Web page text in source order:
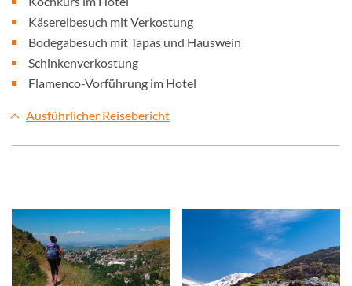
Käsereibesuch mit Verkostung
Bodegabesuch mit Tapas und Hauswein
Schinkenverkostung
Flamenco-Vorführung im Hotel
Ausführlicher Reisebericht